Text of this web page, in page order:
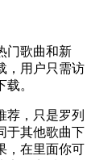
门歌曲和新
，用户只需访
。
，只是罗列
于其他歌曲下
，在里面你可